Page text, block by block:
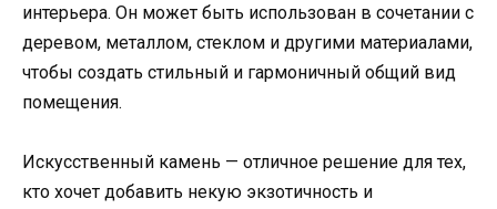
интерьера. Он может быть использован в сочетании с
деревом, металлом, стеклом и другими материалами,
чтобы создать стильный и гармоничный общий вид
помещения.
Искусственный камень — отличное решение для тех,
кто хочет добавить некую экзотичность и